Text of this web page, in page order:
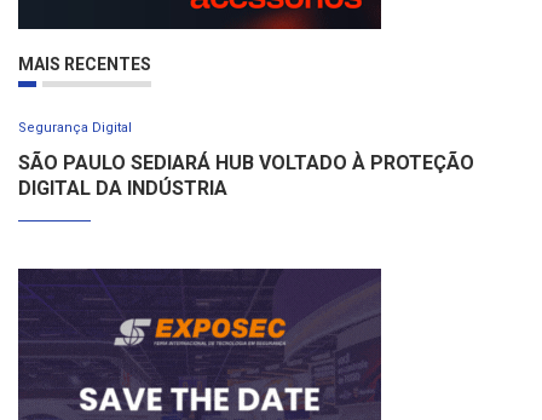
MAIS RECENTES
Segurança Digital
SÃO PAULO SEDIARÁ HUB VOLTADO À PROTEÇÃO
DIGITAL DA INDÚSTRIA